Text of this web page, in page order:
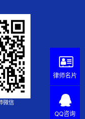
微信
律师名片
QQ咨询